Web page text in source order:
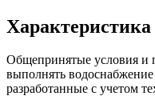
Общепринятые условия и
выполнять
разработанные с учетом